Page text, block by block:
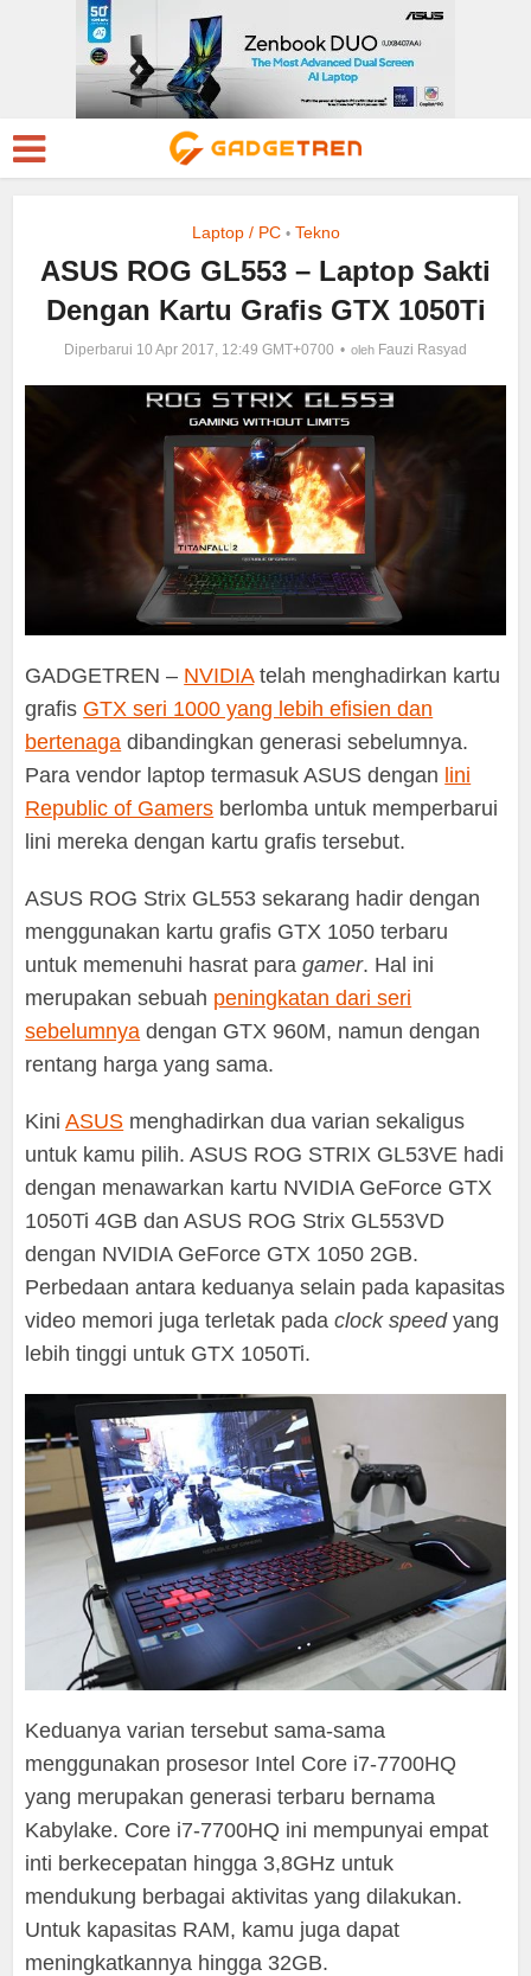
Laptop / PC • Tekno
ASUS ROG GL553 – Laptop Sakti
Dengan Kartu Grafis GTX 1050Ti
Diperbarui 10 Apr 2017, 12:49 GMT+0700 oleh Fauzi Rasyad
GADGETREN – NVIDIAtelah menghadirkan kartu
grafis GTX seri 1000 yang lebih efisien dan
bertenaga dibandingkan generasi sebelumnya.
Para vendor laptop termasuk ASUS dengan lini
Republic of Gamers berlomba untuk memperbarui
lini mereka dengan kartu grafis tersebut.
ASUS ROG Strix GL553 sekarang hadir dengan
menggunakan kartu grafis GTX 1050 terbaru
untuk memenuhi hasrat paragamer. Hal ini
merupakan sebuah peningkatan dari seri
sebelumnya dengan GTX 960M, namun dengan
rentang harga yang sama.
KiniASUS menghadirkan dua varian sekaligus
untuk kamu pilih. ASUS ROG STRIX GL53VE hadi
dengan menawarkan kartu NVIDIA GeForce GTX
1050Ti 4GB dan ASUS ROG Strix GL553VD
dengan NVIDIA GeForce GTX 1050 2GB.
Perbedaan antara keduanya selain pada kapasitas
video memori juga terletak padaclock speedyang
lebih tinggi untuk GTX 1050Ti.
Keduanya varian tersebut sama-sama
menggunakan prosesor Intel Core i7-7700HQ
yang merupakan generasi terbaru bernama
Kabylake. Core i7-7700HQ ini mempunyai empat
inti berkecepatan hingga 3,8GHz untuk
mendukung berbagai aktivitas yang dilakukan.
Untuk kapasitas RAM, kamu juga dapat
meningkatkannya hingga 32GB.